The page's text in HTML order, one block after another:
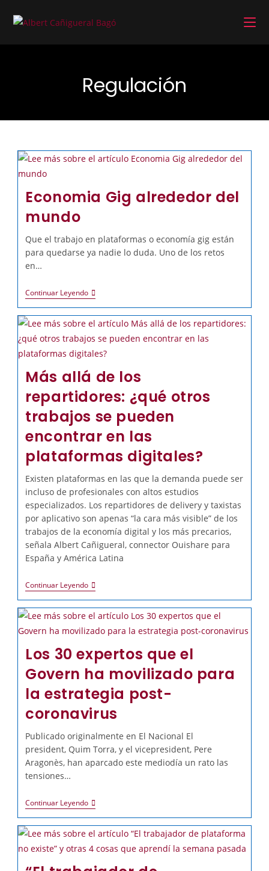
Regulación
Economia Gig alrededor del
mundo
Que el trabajo en plataformas o economía gig están
para quedarse ya nadie lo duda. Uno de los retos
en…
Continuar Leyendo
Más allá de los
repartidores: ¿qué otros
trabajos se pueden
encontrar en las
plataformas digitales?
Existen plataformas en las que la demanda puede ser
incluso de profesionales con altos estudios
especializados. Los repartidores de delivery y taxistas
por aplicativo son apenas “la cara más visible” de los
trabajos de la economía digital y los más precarios,
señala Albert Cañigueral, connector Ouishare para
España y América Latina
Continuar Leyendo
Los 30 expertos que el
Govern ha movilizado para
la estrategia post-
coronavirus
Publicado originalmente en El Nacional El
president, Quim Torra, y el vicepresident, Pere
Aragonès, han aparcado este mediodía un rato las
tensiones…
Continuar Leyendo